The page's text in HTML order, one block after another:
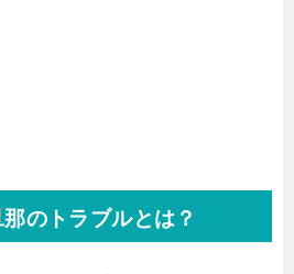
のトラブルとは？